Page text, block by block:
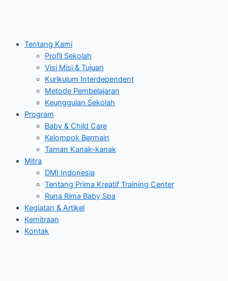
Tentang Kami
Profil Sekolah
Visi Misi & Tujuan
Kurikulum Interdependent
Metode Pembelajaran
Keunggulan Sekolah
Program
Baby & Child Care
Kelompok Bermain
Taman Kanak-kanak
Mitra
DMI Indonesia
Tentang Prima Kreatif Training Center
Runa Rima Baby Spa
Kegiatan & Artikel
Kemitraan
Kontak